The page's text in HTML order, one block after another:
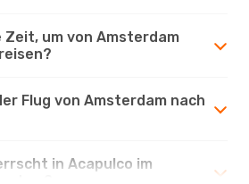
Zeit, um von Amsterdam
Flug von Amsterdam nach
in Acapulco im